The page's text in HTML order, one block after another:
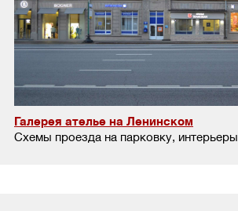
Галерея ателье на Ленинском
Схемы проезда на парковку, интерьеры